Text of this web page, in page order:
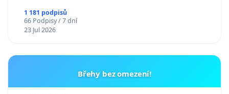
1 181 podpisů
66 Podpisy / 7 dní
23 Jul 2026
Břehy bez omezení!